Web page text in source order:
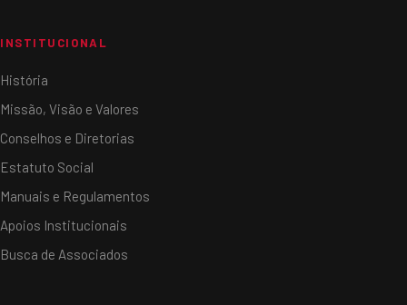
INSTITUCIONAL
História
Missão, Visão e Valores
Conselhos e Diretorias
Estatuto Social
Manuais e Regulamentos
Apoios Institucionais
Busca de Associados